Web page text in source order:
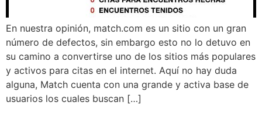
En nuestra opinión, match.com es un sitio con un gran
número de defectos, sin embargo esto no lo detuvo en
su camino a convertirse uno de los sitios más populares
y activos para citas en el internet. Aquí no hay duda
alguna, Match cuenta con una grande y activa base de
usuarios los cuales buscan […]